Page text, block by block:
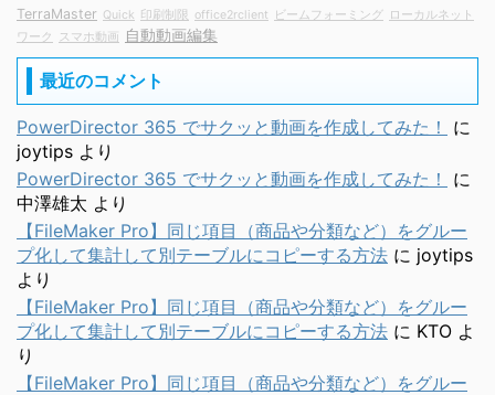
TerraMaster Quick 印刷制限 office2rclient ビームフォーミング
ローカルネット
ワーク
スマホ動画 自動動画編集
最近のコメント
PowerDirector 365 でサクッと動画を作成してみた！
に
joytips より
PowerDirector 365 でサクッと動画を作成してみた！
に
中澤雄太 より
【FileMaker Pro】同じ項目（商品や分類など）をグルー
プ化して集計して別テーブルにコピーする方法 に joytips
より
【FileMaker Pro】同じ項目（商品や分類など）をグルー
プ化して集計して別テーブルにコピーする方法 に KTO よ
り
【FileMaker Pro】同じ項目（商品や分類など）をグルー